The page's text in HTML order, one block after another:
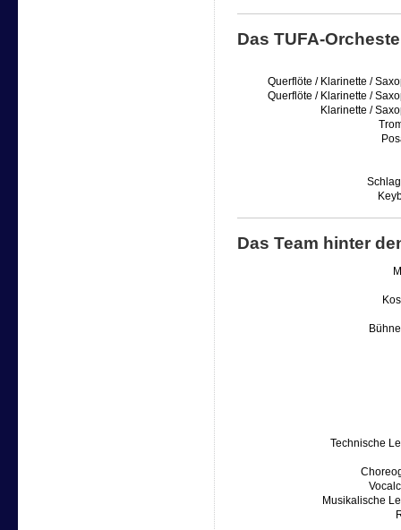
Das TUFA-
Querflöte / Klarinette /
Querflöte / Klarinette /
Klarinette /
Das Team hinter
Technische
Musikalische